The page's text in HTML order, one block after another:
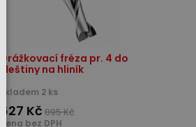
Drážkovací fréza pr. 4 do
kleštiny na hliník
skladem 2 ks
627 Kč895 Kč
cena bez DPH